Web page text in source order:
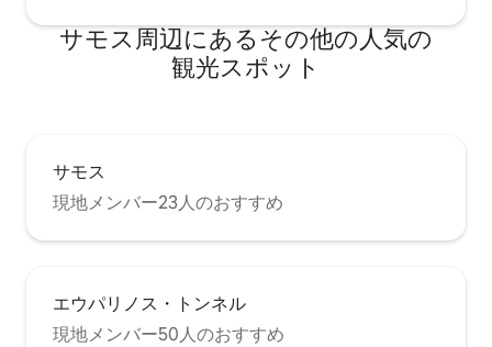
サモス⁠周⁠辺⁠に⁠あ⁠るそ⁠の⁠他⁠の人⁠気⁠の
観⁠光⁠ス⁠ポ⁠ッ⁠ト
サモス
現地メンバー23人のおすすめ
エウパリノス・トンネル
現地メンバー50人のおすすめ